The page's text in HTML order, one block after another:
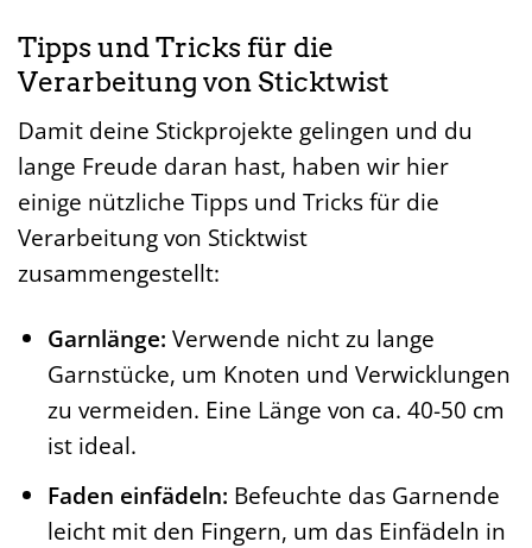
Tipps und Tricks für die
Verarbeitung von Sticktwist
Damit deine Stickprojekte gelingen und du
lange Freude daran hast, haben wir hier
einige nützliche Tipps und Tricks für die
Verarbeitung von Sticktwist
zusammengestellt:
Garnlänge: Verwende nicht zu lange
Garnstücke, um Knoten und Verwicklungen
zu vermeiden. Eine Länge von ca. 40-50 cm
ist ideal.
Faden einfädeln: Befeuchte das Garnende
leicht mit den Fingern, um das Einfädeln in